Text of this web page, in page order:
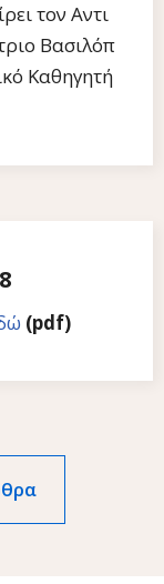
τον Αντι
Βασιλόπ
Καθηγητή
(pdf)